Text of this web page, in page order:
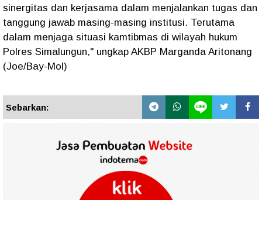
sinergitas dan kerjasama dalam menjalankan tugas dan
tanggung jawab masing-masing institusi. Terutama
dalam menjaga situasi kamtibmas di wilayah hukum
Polres Simalungun," ungkap AKBP Marganda Aritonang
(Joe/Bay-Mol)
Sebarkan: